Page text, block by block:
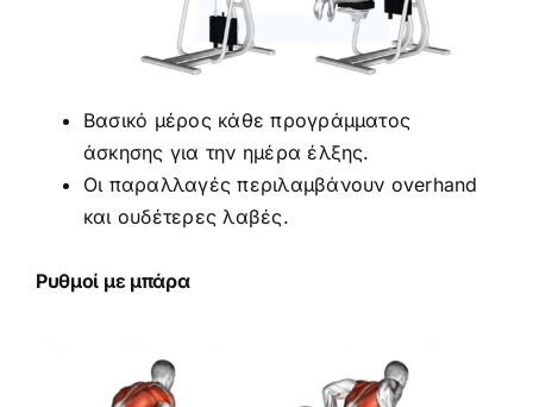
Βασικό μέρος κάθε προγράμματος
άσκησης για την ημέρα έλξης.
Οι παραλλαγές περιλαμβάνουν overhand
και ουδέτερες λαβές.
Ρυθμοί με μπάρα